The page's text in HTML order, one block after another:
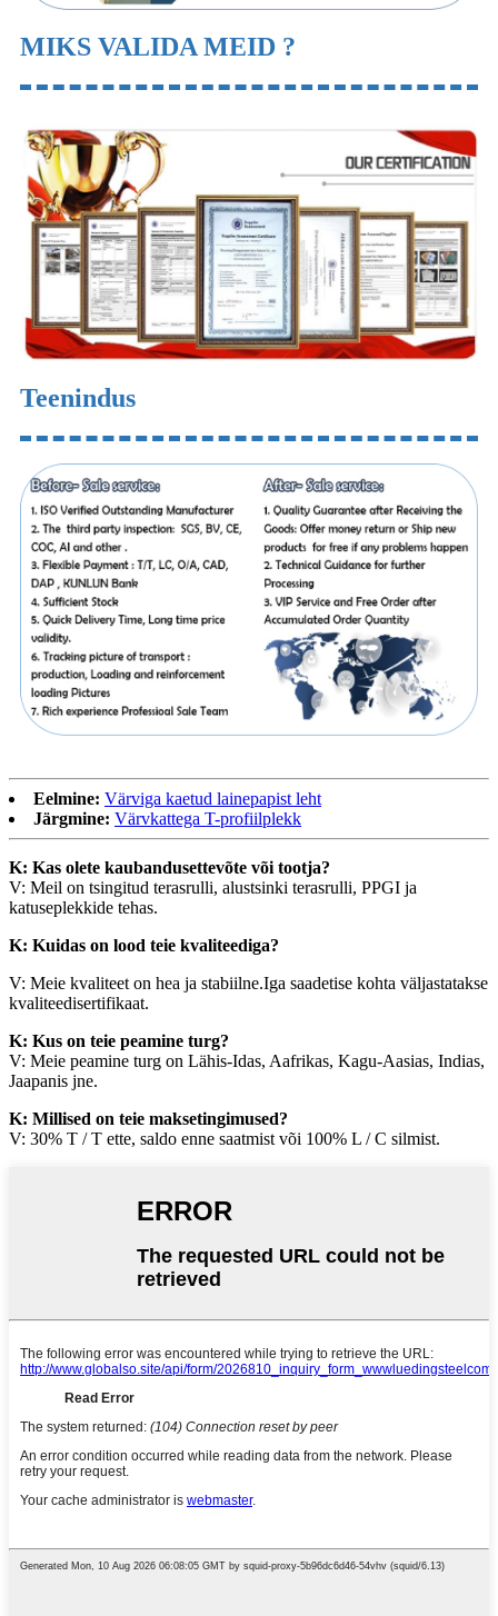
MIKS VALIDA MEID ?
Teenindus
Eelmine: Värviga kaetud lainepapist leht
Järgmine: Värvkattega T-profiilplekk
K: Kas olete kaubandusettevõte või tootja?
V: Meil ​​on tsingitud terasrulli, alustsinki terasrulli, PPGI ja
katuseplekkide tehas.
K: Kuidas on lood teie kvaliteediga?
V: Meie kvaliteet on hea ja stabiilne.Iga saadetise kohta väljastatakse
kvaliteedisertifikaat.
K: Kus on teie peamine turg?
V: Meie peamine turg on Lähis-Idas, Aafrikas, Kagu-Aasias, Indias,
Jaapanis jne.
K: Millised on teie maksetingimused?
V: 30% T / T ette, saldo enne saatmist või 100% L / C silmist.